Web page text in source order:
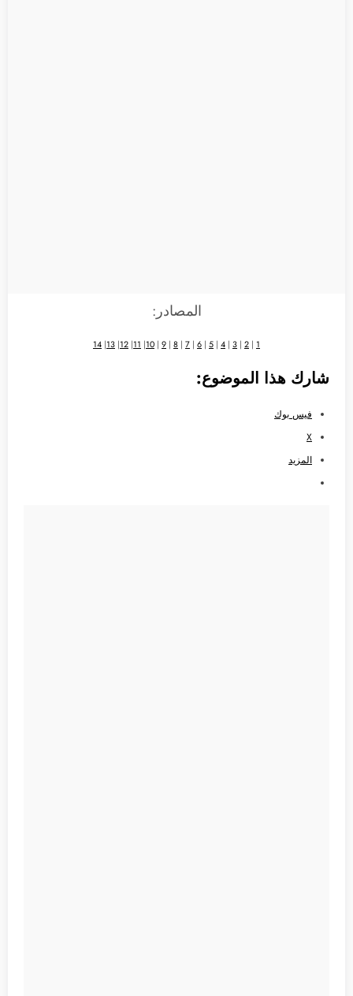
المصادر:
1
|
2
|
3
|
4
|
5
|
6
|
7
|
8
|
9
|
10
|
11
|
12
|
13
|
14
شارك هذا الموضوع:
فيس بوك
X
المزيد